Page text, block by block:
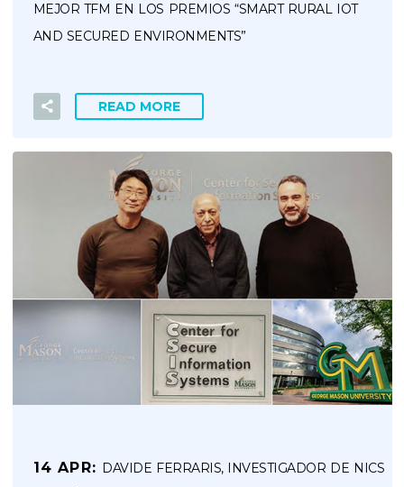
MEJOR TFM EN LOS PREMIOS “SMART RURAL IOT
AND SECURED ENVIRONMENTS”
READ MORE
14 APR: DAVIDE FERRARIS, INVESTIGADOR DE NICS